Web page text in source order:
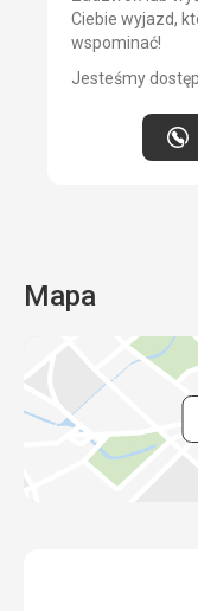
Ciebie wyjazd,
wspominać!
Jesteśmy
Mapa